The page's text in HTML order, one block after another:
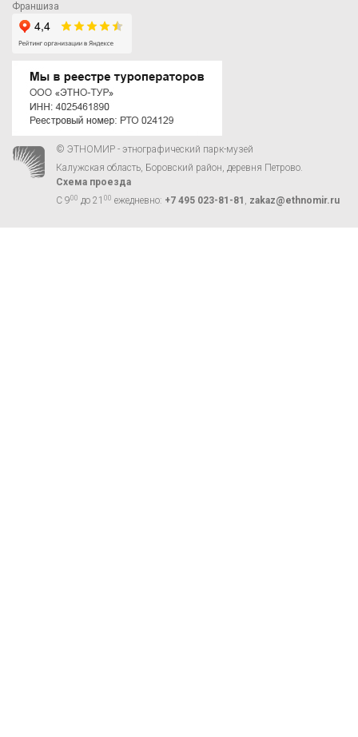
Франшиза
© ЭТНОМИР - этнографический парк-музей
Калужская область, Боровский район, деревня Петрово.
Схема проезда
С 900 до 21 00 ежедневно: +7 495 023-81-81 , zakaz@ethnomir.ru